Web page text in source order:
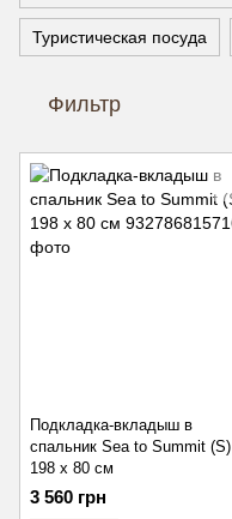
Туристическая посуда
Фильтр
Подкладка-вкладыш в
спальник Sea to Summit (S)
198 x 80 см
3 560 грн